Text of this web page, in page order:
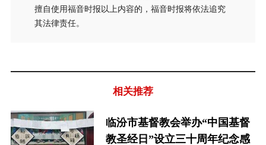
擅自使用福音时报以上内容的，福音时报将依法追究
其法律责任。
相关推荐
临汾市基督教会举办“中国基督
教圣经日”设立三十周年纪念感